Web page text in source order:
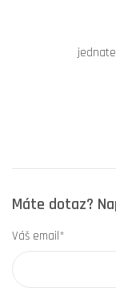
Máte dotaz?
Váš email*